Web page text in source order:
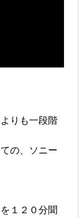
りも一段階
の、ソニー
１２０分聞